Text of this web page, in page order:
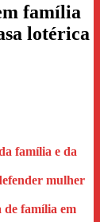
família
lotérica
família e da
mulher
de família em